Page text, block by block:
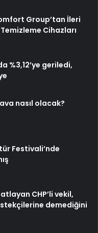
Group’tan İleri
Cihazları
%3,12’ye geriledi,
nasıl olacak?
Festivali’nde
CHP’li vekil,
demediğini